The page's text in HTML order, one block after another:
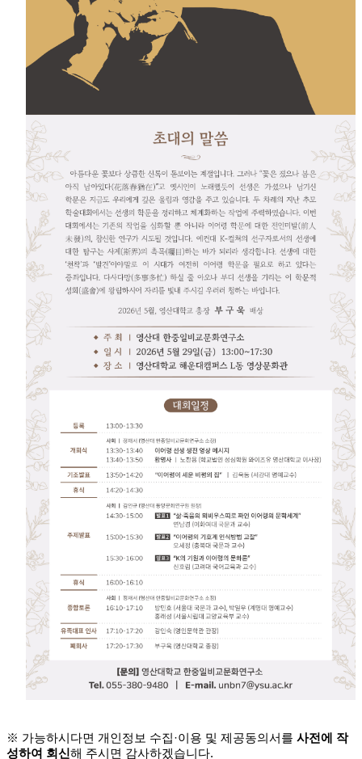
※ 가능하시다면 개인정보 수집·이용 및 제공동의서 를 사전에 작
성하여 회신해 주시면 감사하겠습니다.